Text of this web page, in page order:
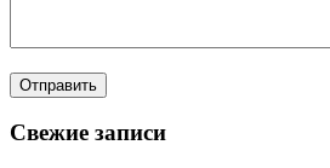
Свежие записи